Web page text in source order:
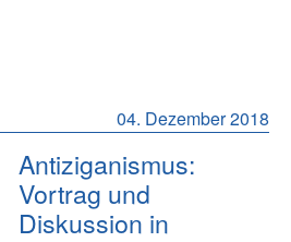
04. Dezember 2018
Antiziganismus:
Vortrag und
Diskussion in